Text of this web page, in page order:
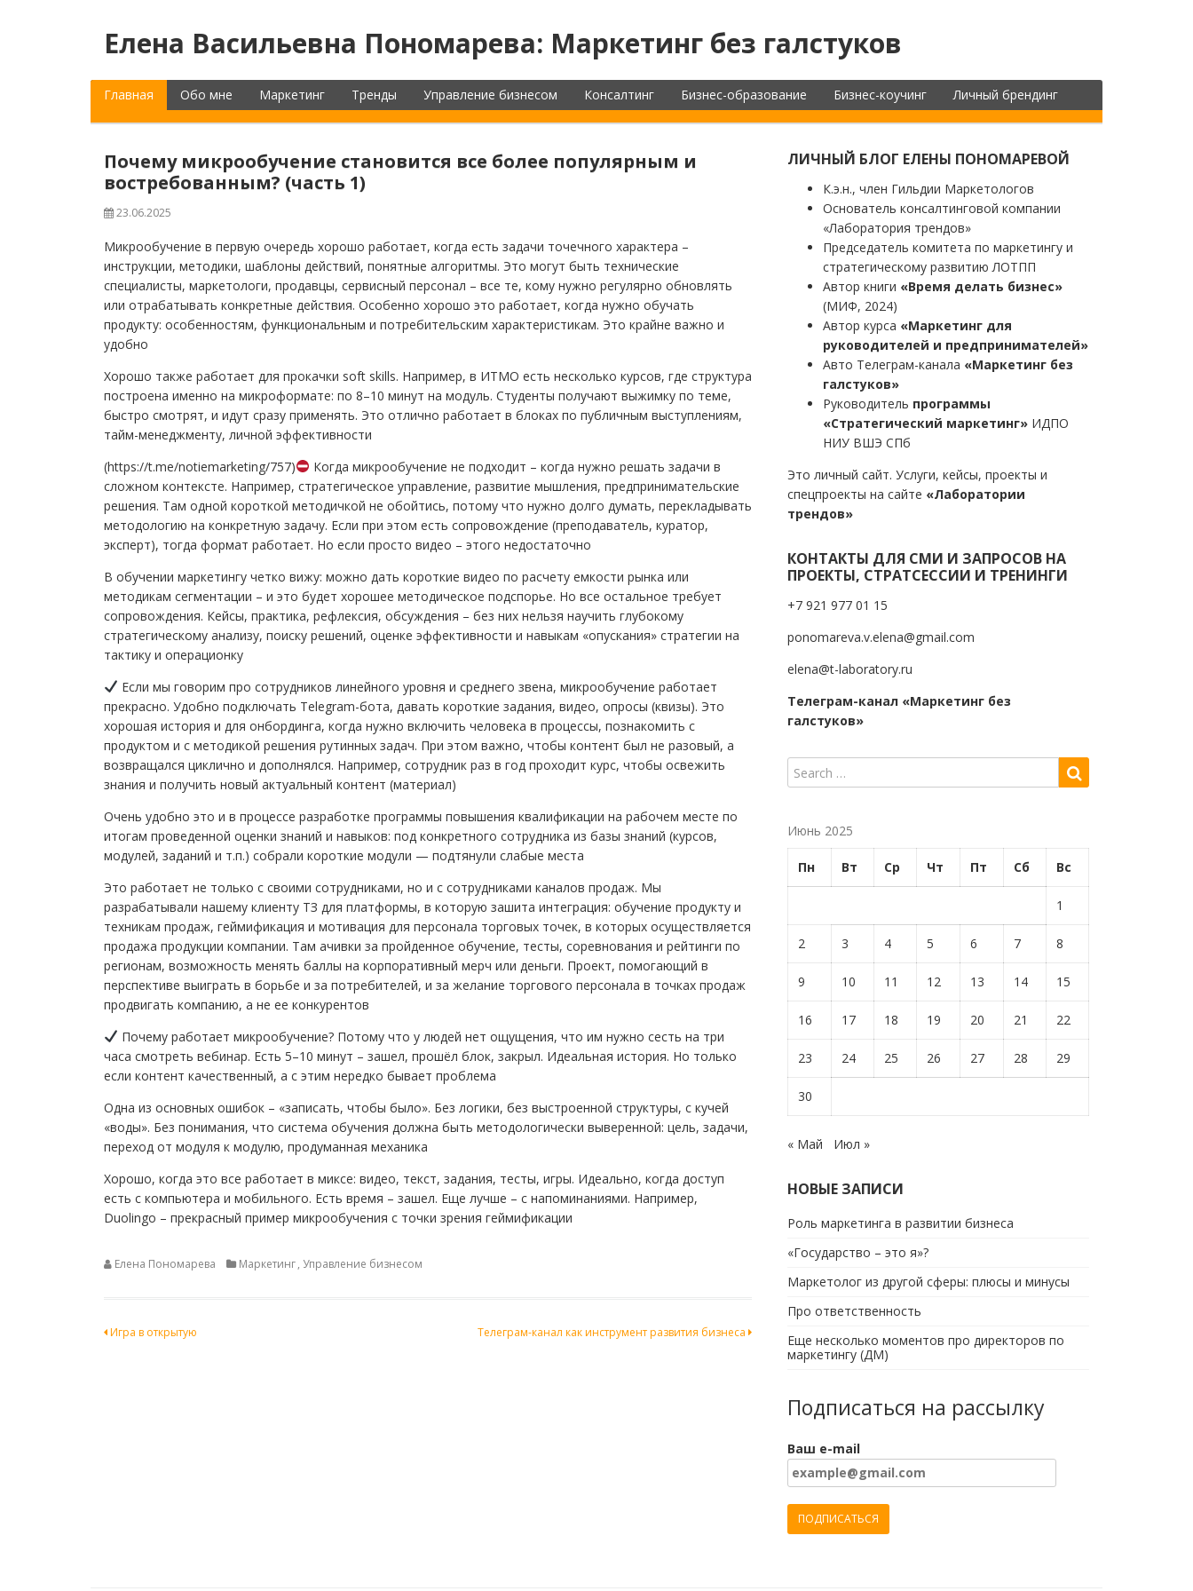
Елена Васильевна Пономарева: Маркетинг без галстуков
Главная Обо мне Маркетинг Тренды Управление бизнесом Консалтинг Бизнес-образование Бизнес-коучинг Личный брендинг
Почему микрообучение становится все более популярным и
востребованным? (часть 1)
23.06.2025
Микрообучение в первую очередь хорошо работает, когда есть задачи точечного характера –
инструкции, методики, шаблоны действий, понятные алгоритмы. Это могут быть технические
специалисты, маркетологи, продавцы, сервисный персонал – все те, кому нужно регулярно обновлять
или отрабатывать конкретные действия. Особенно хорошо это работает, когда нужно обучать
продукту: особенностям, функциональным и потребительским характеристикам. Это крайне важно и
удобно
Хорошо также работает для прокачки soft skills. Например, в ИТМО есть несколько курсов, где структура
построена именно на микроформате: по 8–10 минут на модуль. Студенты получают выжимку по теме,
быстро смотрят, и идут сразу применять. Это отлично работает в блоках по публичным выступлениям,
тайм-менеджменту, личной эффективности
(https://t.me/notiemarketing/757)
Когда микрообучение не подходит – когда нужно решать задачи в
сложном контексте. Например, стратегическое управление, развитие мышления, предпринимательские
решения. Там одной короткой методичкой не обойтись, потому что нужно долго думать, перекладывать
методологию на конкретную задачу. Если при этом есть сопровождение (преподаватель, куратор,
эксперт), тогда формат работает. Но если просто видео – этого недостаточно
В обучении маркетингу четко вижу: можно дать короткие видео по расчету емкости рынка или
методикам сегментации – и это будет хорошее методическое подспорье. Но все остальное требует
сопровождения. Кейсы, практика, рефлексия, обсуждения – без них нельзя научить глубокому
стратегическому анализу, поиску решений, оценке эффективности и навыкам «опускания» стратегии на
тактику и операционку
Если мы говорим про сотрудников линейного уровня и среднего звена, микрообучение работает
прекрасно. Удобно подключать Telegram-бота, давать короткие задания, видео, опросы (квизы). Это
хорошая история и для онбординга, когда нужно включить человека в процессы, познакомить с
продуктом и с методикой решения рутинных задач. При этом важно, чтобы контент был не разовый, а
возвращался циклично и дополнялся. Например, сотрудник раз в год проходит курс, чтобы освежить
знания и получить новый актуальный контент (материал)
Очень удобно это и в процессе разработке программы повышения квалификации на рабочем месте по
итогам проведенной оценки знаний и навыков: под конкретного сотрудника из базы знаний (курсов,
модулей, заданий и т.п.) собрали короткие модули — подтянули слабые места
Это работает не только с своими сотрудниками, но и с сотрудниками каналов продаж. Мы
разрабатывали нашему клиенту ТЗ для платформы, в которую зашита интеграция: обучение продукту и
техникам продаж, геймификация и мотивация для персонала торговых точек, в которых осуществляется
продажа продукции компании. Там ачивки за пройденное обучение, тесты, соревнования и рейтинги по
регионам, возможность менять баллы на корпоративный мерч или деньги. Проект, помогающий в
перспективе выиграть в борьбе и за потребителей, и за желание торгового персонала в точках продаж
продвигать компанию, а не ее конкурентов
Почему работает микрообучение? Потому что у людей нет ощущения, что им нужно сесть на три
часа смотреть вебинар. Есть 5–10 минут – зашел, прошёл блок, закрыл. Идеальная история. Но только
если контент качественный, а с этим нередко бывает проблема
Одна из основных ошибок – «записать, чтобы было». Без логики, без выстроенной структуры, с кучей
«воды». Без понимания, что система обучения должна быть методологически выверенной: цель, задачи,
переход от модуля к модулю, продуманная механика
Хорошо, когда это все работает в миксе: видео, текст, задания, тесты, игры. Идеально, когда доступ
есть с компьютера и мобильного. Есть время – зашел. Еще лучше – с напоминаниями. Например,
Duolingo – прекрасный пример микрообучения с точки зрения геймификации
Елена Пономарева Маркетинг, Управление бизнесом
Навигация
Игра в открытую Телеграм-канал как инструмент развития бизнеса
ЛИЧНЫЙ БЛОГ ЕЛЕНЫ ПОНОМАРЕВОЙ
К.э.н., член Гильдии Маркетологов
Основатель консалтинговой компании
«Лаборатория трендов»
Председатель комитета по маркетингу и
стратегическому развитию ЛОТПП
Автор книги «Время делать бизнес»
(МИФ, 2024)
Автор курса «Маркетинг для
руководителей и предпринимателей»
Авто Телеграм-канала «Маркетинг без
галстуков»
Руководитель программы
«Стратегический маркетинг» ИДПО
НИУ ВШЭ СПб
Это личный сайт. Услуги, кейсы, проекты и
спецпроекты на сайте «Лаборатории
трендов»
КОНТАКТЫ ДЛЯ СМИ И ЗАПРОСОВ НА
ПРОЕКТЫ, СТРАТСЕССИИ И ТРЕНИНГИ
+7 921 977 01 15
ponomareva.v.elena@gmail.com
elena@t-laboratory.ru
Телеграм-канал «Маркетинг без
галстуков»
Июнь 2025
Пн Вт Ср Чт Пт Сб Вс
1
2 3 4 5 6 7 8
9 10 11 12 13 14 15
16 17 18 19 20 21 22
23 24 25 26 27 28 29
30
« Май Июл »
НОВЫЕ ЗАПИСИ
Роль маркетинга в развитии бизнеса
«Государство – это я»?
Маркетолог из другой сферы: плюсы и минусы
Про ответственность
Еще несколько моментов про директоров по
маркетингу (ДМ)
Подписаться на рассылку
Ваш e-mail